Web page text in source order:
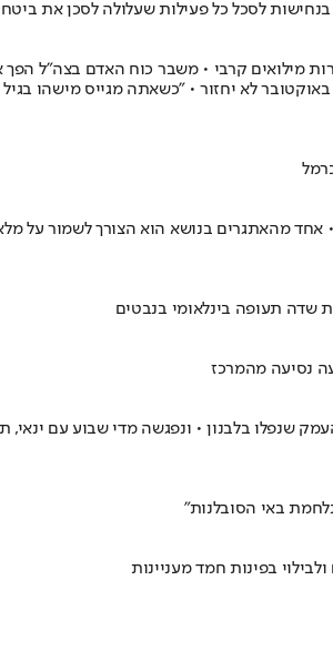
לסכל כל פעילות שעלולה לסכן את
מילואים קרבי • משבר כוח האדם בצה"ל הפך
בתי הגידול הלחים בישראל, החשובים לחיות בר ולבני אדם כאחד, מ-180 אלף דונם לכ-10 אלף בלבד •
שדה תעופה בינלאומי בנבטים
נסיעה מהמרכז
שנפלו בלבנון • ונפגשה מדי שבוע עם
באי הסובלנות"
בפינות חמד מעניינות